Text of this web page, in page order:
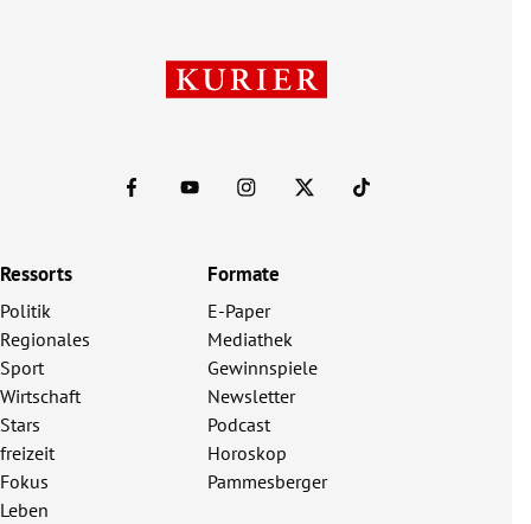
Ressorts
Politik
Regionales
Sport
Wirtschaft
Stars
freizeit
Fokus
Leben
Formate
E-Paper
Mediathek
Gewinnspiele
Newsletter
Podcast
Horoskop
Pammesberger